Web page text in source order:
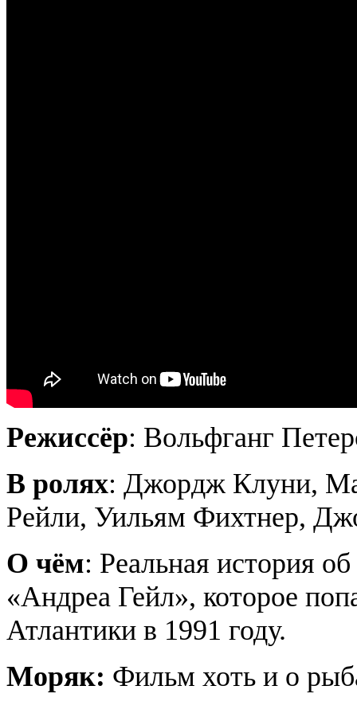
Режиссёр: Вольфганг
В ролях: Джордж Клуни,
Рейли, Уильям Фихтнер,
О чём: Реальная история
«Андреа Гейл», которое
Атлантики в 1991 году.
Моряк: Фильм хоть и о